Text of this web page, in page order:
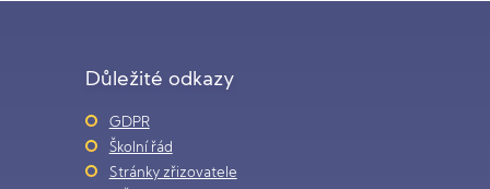
Důležité odkazy
GDPR
Školní řád
Stránky zřizovatele